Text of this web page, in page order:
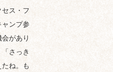
ス・フ
ャンプ参
があり
さっき
ね。も